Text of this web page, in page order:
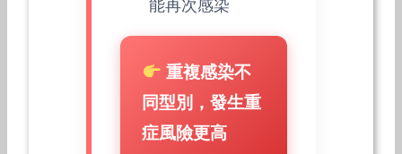
能再次感染
重複感染不
同型別，發生重
症風險更高